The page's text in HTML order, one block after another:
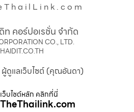
ท คอร์ปอเรชั่น จำกัด
CO., LTD.
ดูแลเว็บไซต์ (คุณอันดา)
เว็บไซต์หลัก คลิกที่นี่
TheThailink.com